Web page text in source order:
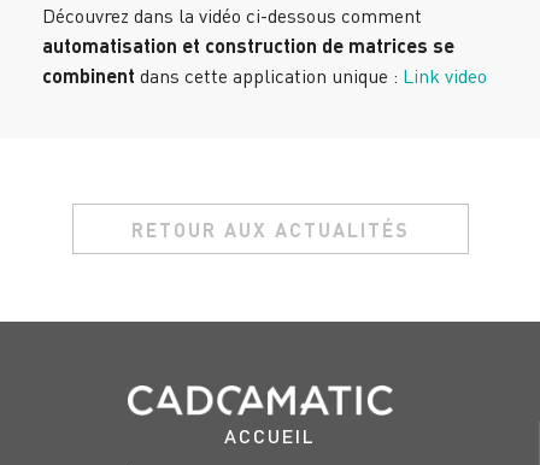
Découvrez dans la vidéo ci-dessous comment
automatisation et construction de matrices se
combinent dans cette application unique : Link video
RETOUR AUX ACTUALITÉS
ACCUEIL